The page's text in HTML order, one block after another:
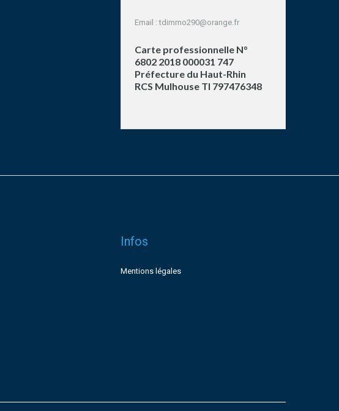
Email :tdimmo290@orange.fr
Carte professionnelle N°
6802 2018 000031 747
Préfecture du Haut-Rhin
RCS Mulhouse TI 797476348
Infos
Mentions légales